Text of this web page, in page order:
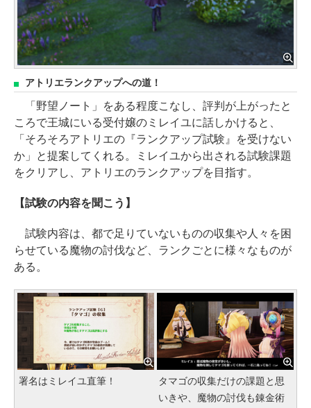
アトリエランクアップへの道！
「野望ノート」をある程度こなし、評判が上がったと
ころで王城にいる受付嬢のミレイユに話しかけると、
「そろそろアトリエの『ランクアップ試験』を受けない
か」と提案してくれる。ミレイユから出される試験課題
をクリアし、アトリエのランクアップを目指す。
【試験の内容を聞こう】
試験内容は、都で足りていないものの収集や人々を困
らせている魔物の討伐など、ランクごとに様々なものが
ある。
署名はミレイユ直筆！
タマゴの収集だけの課題と思
いきや、魔物の討伐も錬金術